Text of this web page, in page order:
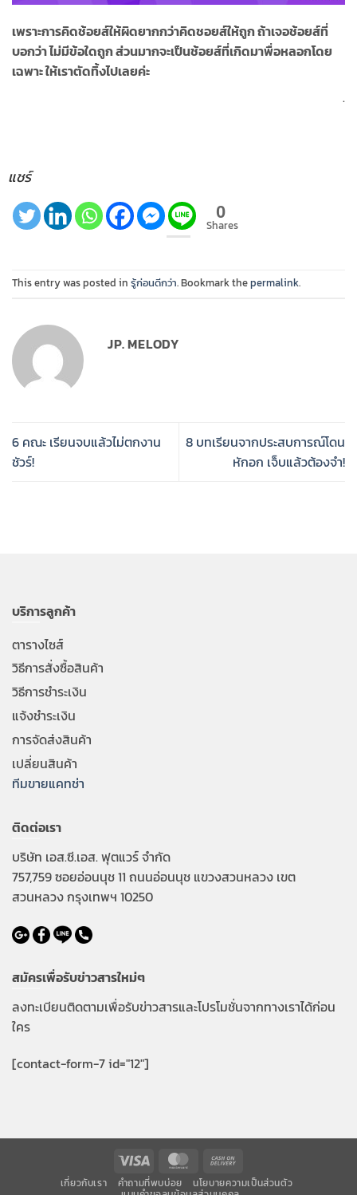
เพราะการคิดช้อยส์ให้ผิดยากกว่าคิดชอยส์ให้ถูก ถ้าเจอช้อยส์ที่
บอกว่า ไม่มีข้อใดถูก ส่วนมากจะเป็นช้อยส์ที่เกิดมาพื่อหลอกโดย
เฉพาะ ให้เราตัดทิ้งไปเลยค่ะ
.
แชร์
0
Shares
This entry was posted in รู้ก่อนดีกว่า. Bookmark thepermalink.
JP. MELODY
6 คณะ เรียนจบแล้วไม่ตกงาน
ชัวร์!
8 บทเรียนจากประสบการณ์โดน
หักอก เจ็บแล้วต้องจำ!
บริการลูกค้า
ตารางไซส์
วิธีการสั่งซื้อสินค้า
วิธีการชำระเงิน
แจ้งชำระเงิน
การจัดส่งสินค้า
เปลี่ยนสินค้า
ทีมขายแคทช่า
ติดต่อเรา
บริษัท เอส.ซี.เอส. ฟุตแวร์ จำกัด
757,759 ซอยอ่อนนุช 11 ถนนอ่อนนุช แขวงสวนหลวง เขต
สวนหลวง กรุงเทพฯ 10250
สมัครเพื่อรับข่าวสารใหม่ๆ
ลงทะเบียนติดตามเพื่อรับข่าวสารและโปรโมชั่นจากทางเราได้ก่อน
ใคร
[contact-form-7 id="12"]
Visa MasterCard
On
เกี่ยวกับเรา คำถามที่พบบ่อย นโยบายความเป็นส่วนตัว